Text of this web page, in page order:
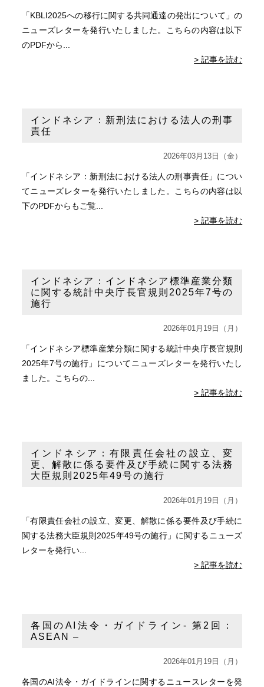
「KBLI2025への移行に関する共同通達の発出について」の
ニューズレターを発行いたしました。こちらの内容は以下
のPDFから...
> 記事を読む
インドネシア：新刑法における法人の刑事
責任
2026年03月13日（金）
「インドネシア：新刑法における法人の刑事責任」につい
てニューズレターを発行いたしました。こちらの内容は以
下のPDFからもご覧...
> 記事を読む
インドネシア：インドネシア標準産業分類
に関する統計中央庁長官規則2025年7号の
施行
2026年01月19日（月）
「インドネシア標準産業分類に関する統計中央庁長官規則
2025年7号の施行」についてニューズレターを発行いたし
ました。こちらの...
> 記事を読む
インドネシア：有限責任会社の設立、変
更、解散に係る要件及び手続に関する法務
大臣規則2025年49号の施行
2026年01月19日（月）
「有限責任会社の設立、変更、解散に係る要件及び手続に
関する法務大臣規則2025年49号の施行」に関するニューズ
レターを発行い...
> 記事を読む
各国のAI法令・ガイドライン- 第2回：
ASEAN –
2026年01月19日（月）
各国のAI法令・ガイドラインに関するニュースレターを発